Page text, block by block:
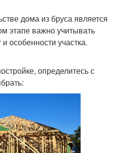
дома из бруса является
этапе важно учитывать
особенности участка.
определитесь с